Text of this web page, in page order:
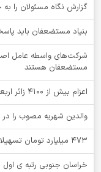
گزارش نگاه مسئولان را
بنیاد مستضعفان باید
شرکت‌های واسطه عامل
مستضعفان هستند
اعزام بیش از 4100 زائر اربعین حسینی از خراسان جنوبی
والدین شهریه مصوب را در
۴۷۳ میلیارد تومان تسهیلات، پشتوانه اشتغال مددجویان خراسان‌جنوبی
خراسان جنوبی رتبه ی